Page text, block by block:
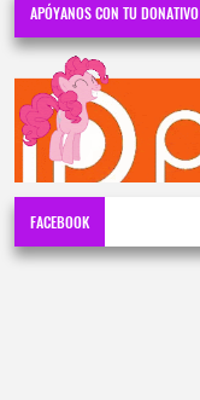
APÓYANOS CON TU DONATIVO
FACEBOOK